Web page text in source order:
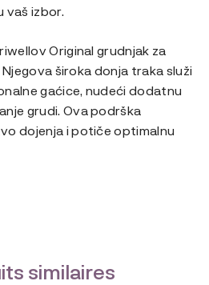
vaš izbor.
Original grudnjak za
široka donja traka služi
gaćice, nudeći dodatnu
grudi. Ova podrška
dojenja i potiče optimalnu
similaires